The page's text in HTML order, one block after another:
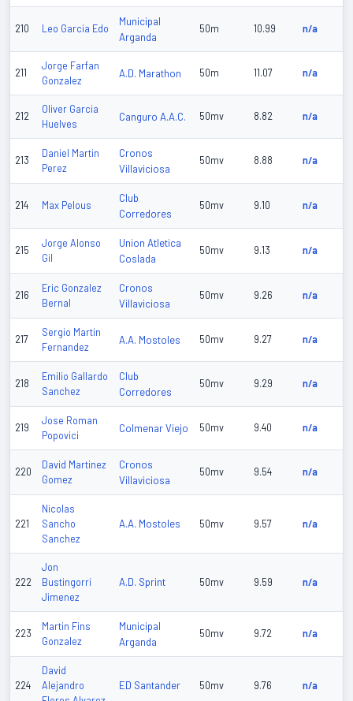
210 Leo Garcia Edo
Municipal
Arganda
50m 10.99 n/a
211
Jorge Farfan
Gonzalez
A.D. Marathon 50m 11.07 n/a
212
Oliver Garcia
Huelves
Canguro A.A.C. 50mv 8.82 n/a
213
Daniel Martin
Perez
Cronos
Villaviciosa
50mv 8.88 n/a
214 Max Pelous
Club
Corredores
50mv 9.10 n/a
215
Jorge Alonso
Gil
Union Atletica
Coslada
50mv 9.13 n/a
216
Eric Gonzalez
Bernal
Cronos
Villaviciosa
50mv 9.26 n/a
217
Sergio Martin
Fernandez
A.A. Mostoles 50mv 9.27 n/a
218
Emilio Gallardo
Sanchez
Club
Corredores
50mv 9.29 n/a
219
Jose Roman
Popovici
Colmenar Viejo 50mv 9.40 n/a
220
David Martinez
Gomez
Cronos
Villaviciosa
50mv 9.54 n/a
221
Nicolas
Sancho
Sanchez
A.A. Mostoles 50mv 9.57 n/a
222
Jon
Bustingorri
Jimenez
A.D. Sprint 50mv 9.59 n/a
223
Martin Fins
Gonzalez
Municipal
Arganda
50mv 9.72 n/a
224
David
Alejandro
ED Santander 50mv 9.76 n/a